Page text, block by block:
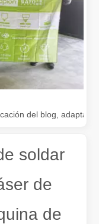
del blog,
soldar
de
de